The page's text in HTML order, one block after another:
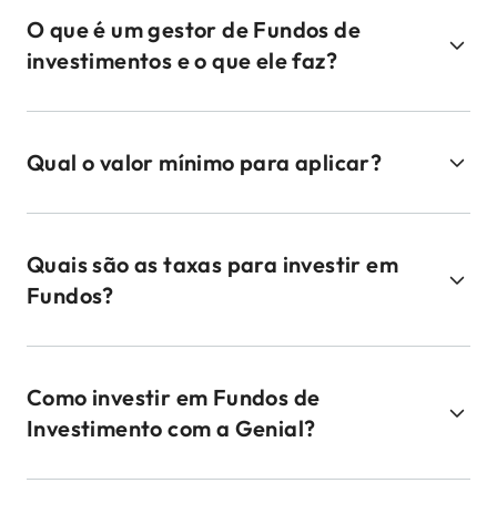
O que é um gestor de Fundos de
investimentos e o que ele faz?
Qual o valor mínimo para aplicar?
Quais são as taxas para investir em
Fundos?
Como investir em Fundos de
Investimento com a Genial?